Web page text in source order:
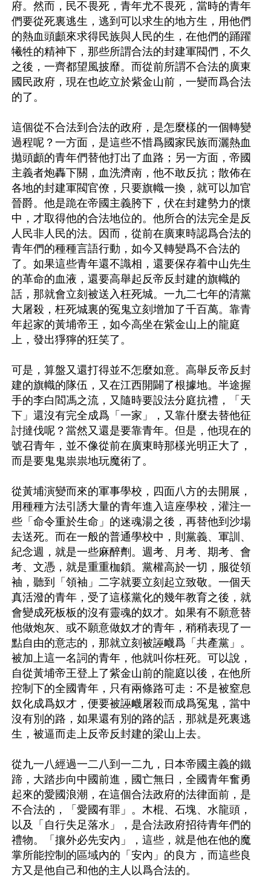
府。然而，民不畏死，青年尤不畏死，當時的青年
們要從死裏逃生，逃到可以求生的地方生，用他們
的熱血頭顱來求得民族與人民的生，在他們的踊躍
犧牲的精神下，那些所謂合法的封建軍閥們，不久
之後，一齊都望風披靡。而從前所謂不合法的廣東
國民政府，現在也屹立於紫金山前，一變而爲合法
的了。
這個從不合法到合法的政府，是怎麼樣的一個轉變
過程呢？一方面，是這些不惜爲國家民族而灑熱血
拋頭顱的青年們替他打出了血路；另一方面，帝國
主義者炮轟下關，血洗濟南，他不敢反抗；散佈在
各地的封建軍閥官僚，只要旗幟一換，就可以加官
晉爵。他是跪在帝國主義胯下，伏在封建勢力的懷
中，才取得他的合法地位的。他所合的法完全是反
人民非人民的法。因而，從前在廣東時認爲合法的
青年們的種種言語行動，如今又轉變爲不合法的
了。如果這些青年還不識相，還要保存着中山先生
的革命的血液，還要高舉起反帝反封建的旗幟的
話，那就會立刻被送入枉死城。一九二七年的清黨
大屠殺，枉死城裏的冤鬼立刻增加了千百萬。靠青
年起家的黃埔帝王，如今高坐在紫金山上的龍庭
上，發出猙獰的狂笑了。
可是，算盤又還打得並不怎麼如意。高舉反帝反封
建的旗幟的隊伍，又在江西開闢了根據地。半途握
手的李白閻馮之流，又隨時要設法分庭抗禮，「天
下」還沒有完全成爲「一家」，又靠什麼去替他征
討撻伐呢？當然又還是要靠青年。但是，他現在的
號召青年，並不像從前在廣東時那樣光明正大了，
而是要鬼鬼祟祟地玩魔術了。
從黃埔演變而來的軍事學校，四面八方的去開展，
用種種方法引誘大量的青年進入這座學校，灌注一
些「命令重於生命」的迷魂湯之後，再替他到沙場
去送死。而在一般的普通學校中，則黨義、軍訓、
紀念週，就是一些麻醉劑。週考、月考、期考、會
考、文憑，就是重重枷鎖。黨權高於一切，服從領
袖，聽到「領袖」二字就要立刻起立致敬。一個天
真活潑的青年，受了這樣黨化的幾年教育之後，就
會變成死板板的沒有靈魂的奴才。如果有不願意替
他做炮灰、或不願意做奴才的青年，稍稍表現了一
點自由的意志的，那就立刻被誣衊爲「共產黨」。
被加上這一名詞的青年，他就叫你枉死。可以說，
自從黃埔帝王登上了紫金山前的龍庭以後，在他所
控制下的全國青年，只有兩條路可走：不是被窒息
奴化成爲奴才，便要被誣衊屠殺而成爲冤鬼，當中
沒有別的路，如果還有別的路的話，那就是死裏逃
生，被逼而走上反帝反封建的梁山上去。
從九一八經過一二八到一二九，日本帝國主義的鐵
蹄，大踏步向中國前進，國亡無日，全國青年奮勇
起來的愛國浪潮，在這個合法政府的法律面前，是
不合法的，「愛國有罪」。木棍、石塊、水龍頭，
以及「自行失足落水」，是合法政府招待青年們的
禮物。「攘外必先安內」，這些，就是他在他的魔
掌所能控制的區域內的「安內」的良方，而這些良
方又是他自己和他的主人以爲合法的。